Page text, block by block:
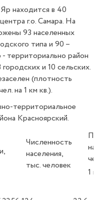
находится в 40
г.о. Самара. На
93 населенных
типа и 90 –
территориально район
и 10 сельских.
(плотность
на 1 км кв.).
территориальное
Красноярский.
Численность
населения,
тыс. человек
1 км